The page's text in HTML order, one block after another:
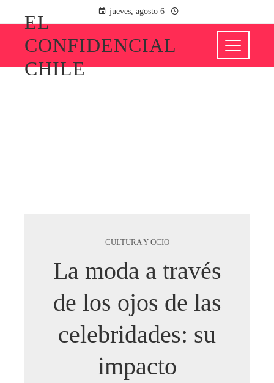
jueves, agosto 6
EL
CONFIDENCIAL
CHILE
CULTURA Y OCIO
La moda a través
de los ojos de las
celebridades: su
impacto